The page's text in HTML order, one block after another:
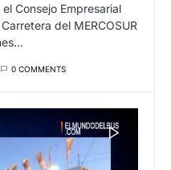
Consejo Empresarial
del MERCOSUR
0 COMMENTS